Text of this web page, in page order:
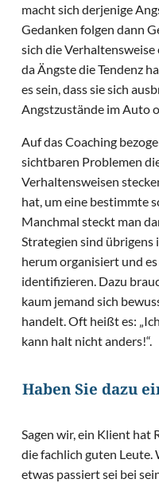
macht sich derjenige
Gedanken folgen dann
sich die
da Ängste die Tendenz
es sein, dass sie sich
Angstzustände im Auto
Auf das Coaching
sichtbaren Problemen
Verhaltensweisen
hat, um eine bestimmte
Manchmal steckt man
Strategien sind
herum organisiert und
identifizieren. Dazu
kaum jemand sich
handelt. Oft heißt es:
kann halt nicht anders!“.
Haben Sie dazu
Sagen wir, ein Klient hat
die fachlich guten Leute.
etwas passiert sei bei